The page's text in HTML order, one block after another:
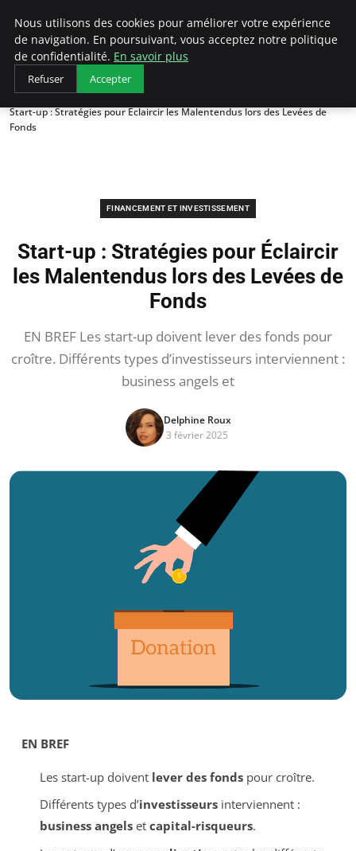
LECFCM
Accueil
Financement et investissement
Start-up : Stratégies pour Éclaircir les Malentendus lors des Levées de
Fonds
FINANCEMENT ET INVESTISSEMENT
Start-up : Stratégies pour Éclaircir
les Malentendus lors des Levées de
Fonds
EN BREF Les start-up doivent lever des fonds pour
croître. Différents types d’investisseurs interviennent :
business angels et
Delphine Roux
3 février 2025
EN BREF
Les start-up doivent lever des fondspour croître.
Différents types d’investisseursinterviennent :
business angelset capital-risqueurs.
Nous utilisons des cookies pour améliorer votre expérience
de navigation. En poursuivant, vous acceptez notre politique
de confidentialité. En savoir plus
Refuser Accepter